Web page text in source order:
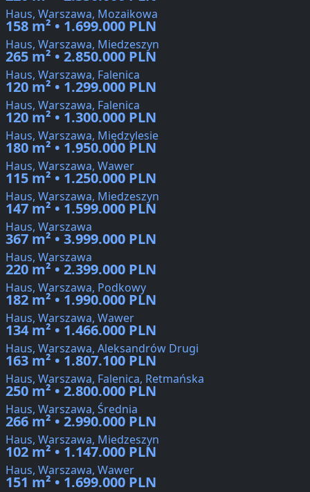
Haus, Warszawa, Mozaikowa
158 m² • 1.699.000 PLN
Haus, Warszawa, Miedzeszyn
265 m² • 2.850.000 PLN
Haus, Warszawa, Falenica
120 m² • 1.299.000 PLN
Haus, Warszawa, Falenica
120 m² • 1.300.000 PLN
Haus, Warszawa, Międzylesie
180 m² • 1.950.000 PLN
Haus, Warszawa, Wawer
115 m² • 1.250.000 PLN
Haus, Warszawa, Miedzeszyn
147 m² • 1.599.000 PLN
Haus, Warszawa
367 m² • 3.999.000 PLN
Haus, Warszawa
220 m² • 2.399.000 PLN
Haus, Warszawa, Podkowy
182 m² • 1.990.000 PLN
Haus, Warszawa, Wawer
134 m² • 1.466.000 PLN
Haus, Warszawa, Aleksandrów Drugi
163 m² • 1.807.100 PLN
Haus, Warszawa, Falenica, Retmańska
250 m² • 2.800.000 PLN
Haus, Warszawa, Średnia
266 m² • 2.990.000 PLN
Haus, Warszawa, Miedzeszyn
102 m² • 1.147.000 PLN
Haus, Warszawa, Wawer
151 m² • 1.699.000 PLN